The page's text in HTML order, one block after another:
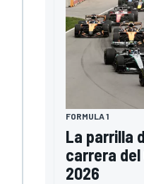
FORMULA 1
La parrilla
carrera del
2026